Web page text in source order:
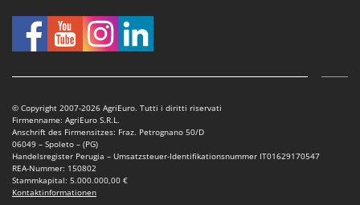
© Copyright 2007-2026 AgriEuro. Tutti i diritti riservati
Firmenname: AgriEuro S.R.L.
Anschrift des Firmensitzes: Fraz. Petrognano 50/D
06049 – Spoleto – (PG)
Handelsregister Perugia – Umsatzsteuer-Identifikationsnummer IT01629170547
REA-Nummer: 150802
Stammkapital: 5.000.000,00 €
Kontaktinformationen